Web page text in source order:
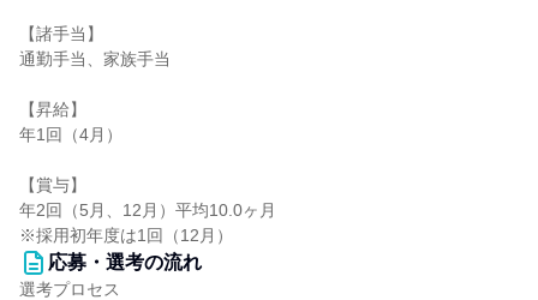
【諸手当】
通勤手当、家族手当
【昇給】
年1回（4月）
【賞与】
年2回（5月、12月）平均10.0ヶ月
※採用初年度は1回（12月）
応募・選考の流れ
選考プロセス